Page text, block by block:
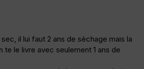
sec, il lui faut 2 ans de sèchage mais la
te le livre avec seulement 1 ans de